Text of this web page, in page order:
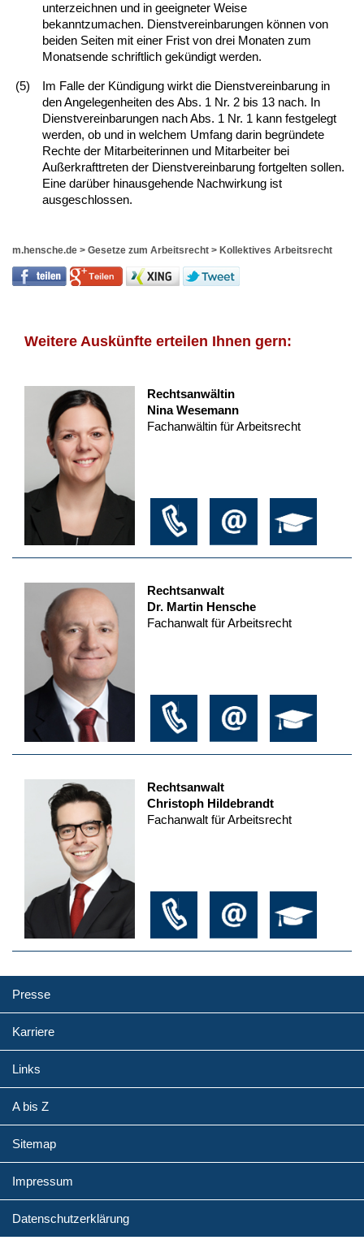
unterzeichnen und in geeigneter Weise
bekanntzumachen. Dienstvereinbarungen können von
beiden Seiten mit einer Frist von drei Monaten zum
Monatsende schriftlich gekündigt werden.
(5)
Im Falle der Kündigung wirkt die Dienstvereinbarung in
den Angelegenheiten des Abs. 1 Nr. 2 bis 13 nach. In
Dienstvereinbarungen nach Abs. 1 Nr. 1 kann festgelegt
werden, ob und in welchem Umfang darin begründete
Rechte der Mitarbeiterinnen und Mitarbeiter bei
Außerkrafttreten der Dienstvereinbarung fortgelten sollen.
Eine darüber hinausgehende Nachwirkung ist
ausgeschlossen.
m.hensche.de > Gesetze zum Arbeitsrecht > Kollektives Arbeitsrecht
Weitere Auskünfte erteilen Ihnen gern:
Rechtsanwältin
Nina Wesemann
Fachanwältin für Arbeitsrecht
Rechtsanwalt
Dr. Martin Hensche
Fachanwalt für Arbeitsrecht
Rechtsanwalt
Christoph Hildebrandt
Fachanwalt für Arbeitsrecht
Presse
Karriere
Links
A bis Z
Sitemap
Impressum
Datenschutzerklärung